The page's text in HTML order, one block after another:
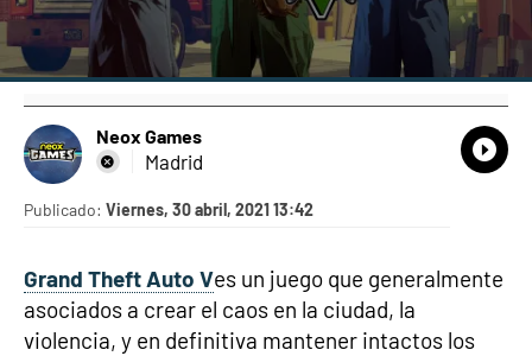
Neox Games
Madrid
Publicado: Viernes, 30 abril, 2021 13:42
Grand Theft Auto Ves un juego que generalmente
asociados a crear el caos en la ciudad, la
violencia, y en definitiva mantener intactos los